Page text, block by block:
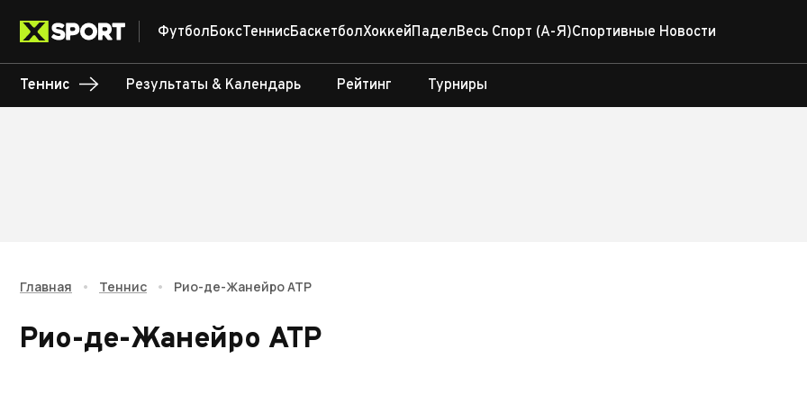
ФутболБоксТеннисБаскетболХоккейПаделВесь Спорт (А-Я)Спортивные Новости
Теннис Результаты & Календарь Рейтинг Турниры
Главная • Теннис • Рио-де-Жанейро ATP
Рио-де-Жанейро ATP